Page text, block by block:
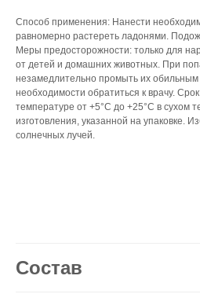
Способ применения: Нанести
равномерно растереть ладонями.
Меры предосторожности: только для
от детей и домашних животных. При
незамедлительно промыть их обильным
необходимости обратиться к врачу.
температуре от +5°С до +25°С в сухом
изготовления, указанной на упаковке.
солнечных лучей.
Состав